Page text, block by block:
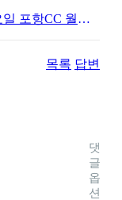
월례회 신청(마감)*
목록 답변
댓
글
옵
션